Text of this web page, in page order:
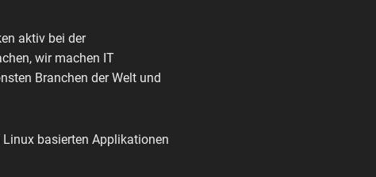
aktiv bei der
wir machen IT
Branchen der Welt und
basierten Applikationen